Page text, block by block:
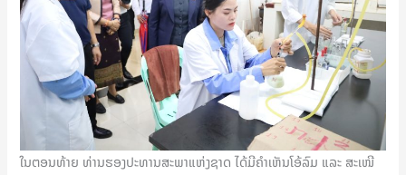
ໃນຕອນທ້າຍ ທ່ານຮອງປະທານສະພາແຫ່ງຊາດ ໄດ້ມີຄໍາເຫັນໂອ້ລົມ ແລະ ສະເໜີ